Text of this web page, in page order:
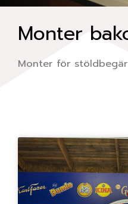
Monter
Monter för
Sida Sida